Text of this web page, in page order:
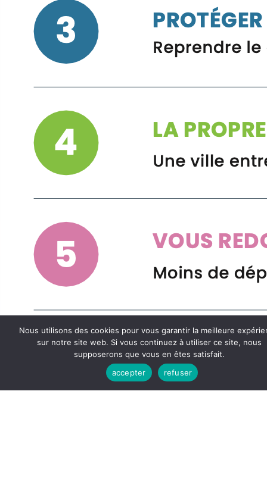
Nous utilisons des cookies pour vous garantir la meilleure
sur notre site web. Si vous continuez à utiliser ce site, nous
supposerons que vous en êtes satisfait.
accepter
refuser